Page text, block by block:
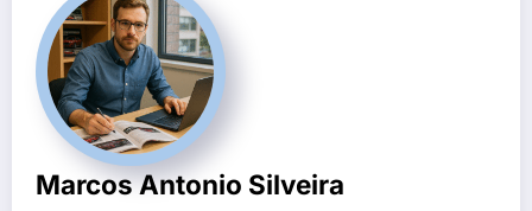
Marcos Antonio Silveira